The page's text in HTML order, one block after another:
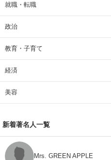
就職・転職
政治
教育・子育て
経済
美容
新着著名人一覧
Mrs. GREEN APPLE